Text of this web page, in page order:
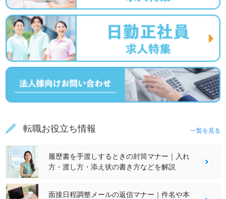
転職お役立ち情報 一覧を見る
履歴書を手渡しするときの封筒マナー｜入れ
方・渡し方・添え状の書き方などを解説
面接日程調整メールの返信マナー｜件名や本